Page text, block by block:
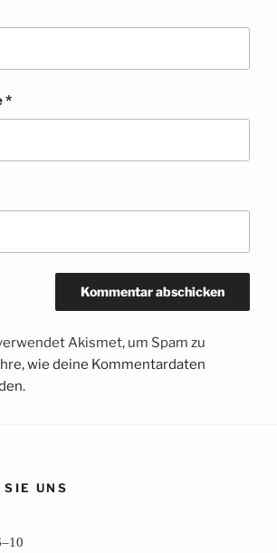
*
Akismet, um Spam zu
wie deine Kommentardaten
SIE UNS